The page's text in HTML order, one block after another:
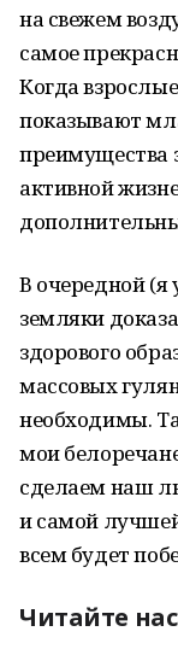
на свежем
самое
Когда
показывают
преимущества
активной
В очередной (я
земляки
здорового
массовых
необходимы.
мои
сделаем наш
и самой
всем будет
Читайте нас